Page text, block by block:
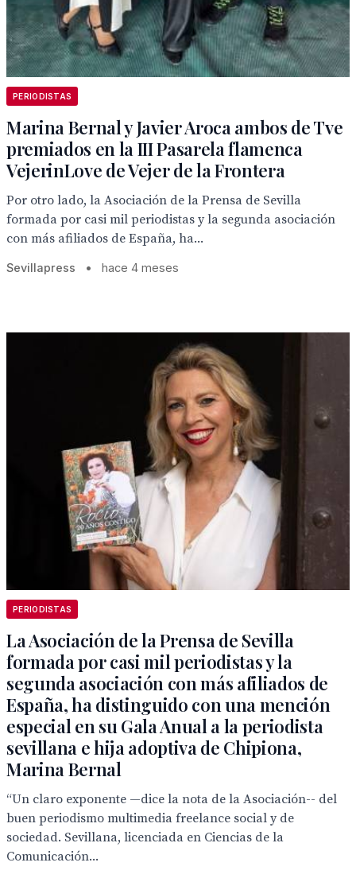
PERIODISTAS
Marina Bernal y Javier Aroca ambos de Tve
premiados en la III Pasarela flamenca
VejerinLove de Vejer de la Frontera
Por otro lado, la Asociación de la Prensa de Sevilla
formada por casi mil periodistas y la segunda asociación
con más afiliados de España, ha...
Sevillapress • hace 4 meses
PERIODISTAS
La Asociación de la Prensa de Sevilla
formada por casi mil periodistas y la
segunda asociación con más afiliados de
España, ha distinguido con una mención
especial en su Gala Anual a la periodista
sevillana e hija adoptiva de Chipiona,
Marina Bernal
“Un claro exponente —dice la nota de la Asociación-- del
buen periodismo multimedia freelance social y de
sociedad. Sevillana, licenciada en Ciencias de la
Comunicación...